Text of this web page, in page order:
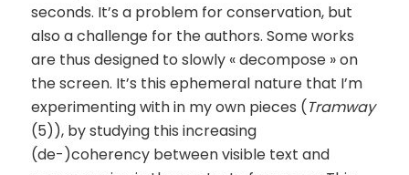
seconds. It’s a problem for conservation, but
also a challenge for the authors. Some works
are thus designed to slowly « decompose » on
the screen. It’s this ephemeral nature that I’m
experimenting with in my own pieces (Tramway
(5)), by studying this increasing
(de-)coherency between visible text and